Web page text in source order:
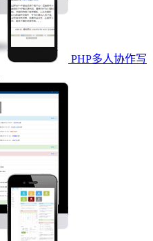
PHP多人协作写